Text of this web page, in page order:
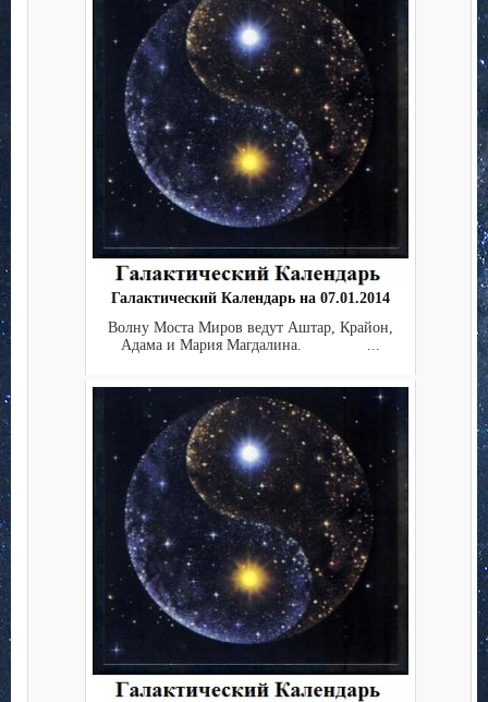
Галактический Календарь на 07.01.2014
Волну Моста Миров ведут Аштар, Крайон,
Адама и Мария Магдалина. ...